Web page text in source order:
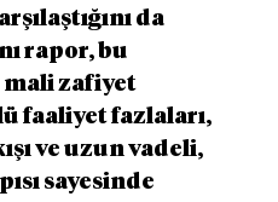
da
rapor, bu
mali zafiyet
faaliyet fazlaları,
ve uzun vadeli,
sayesinde